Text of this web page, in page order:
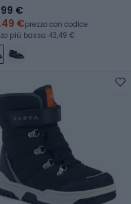
€
€prezzo con codice
più basso: 43,49 €